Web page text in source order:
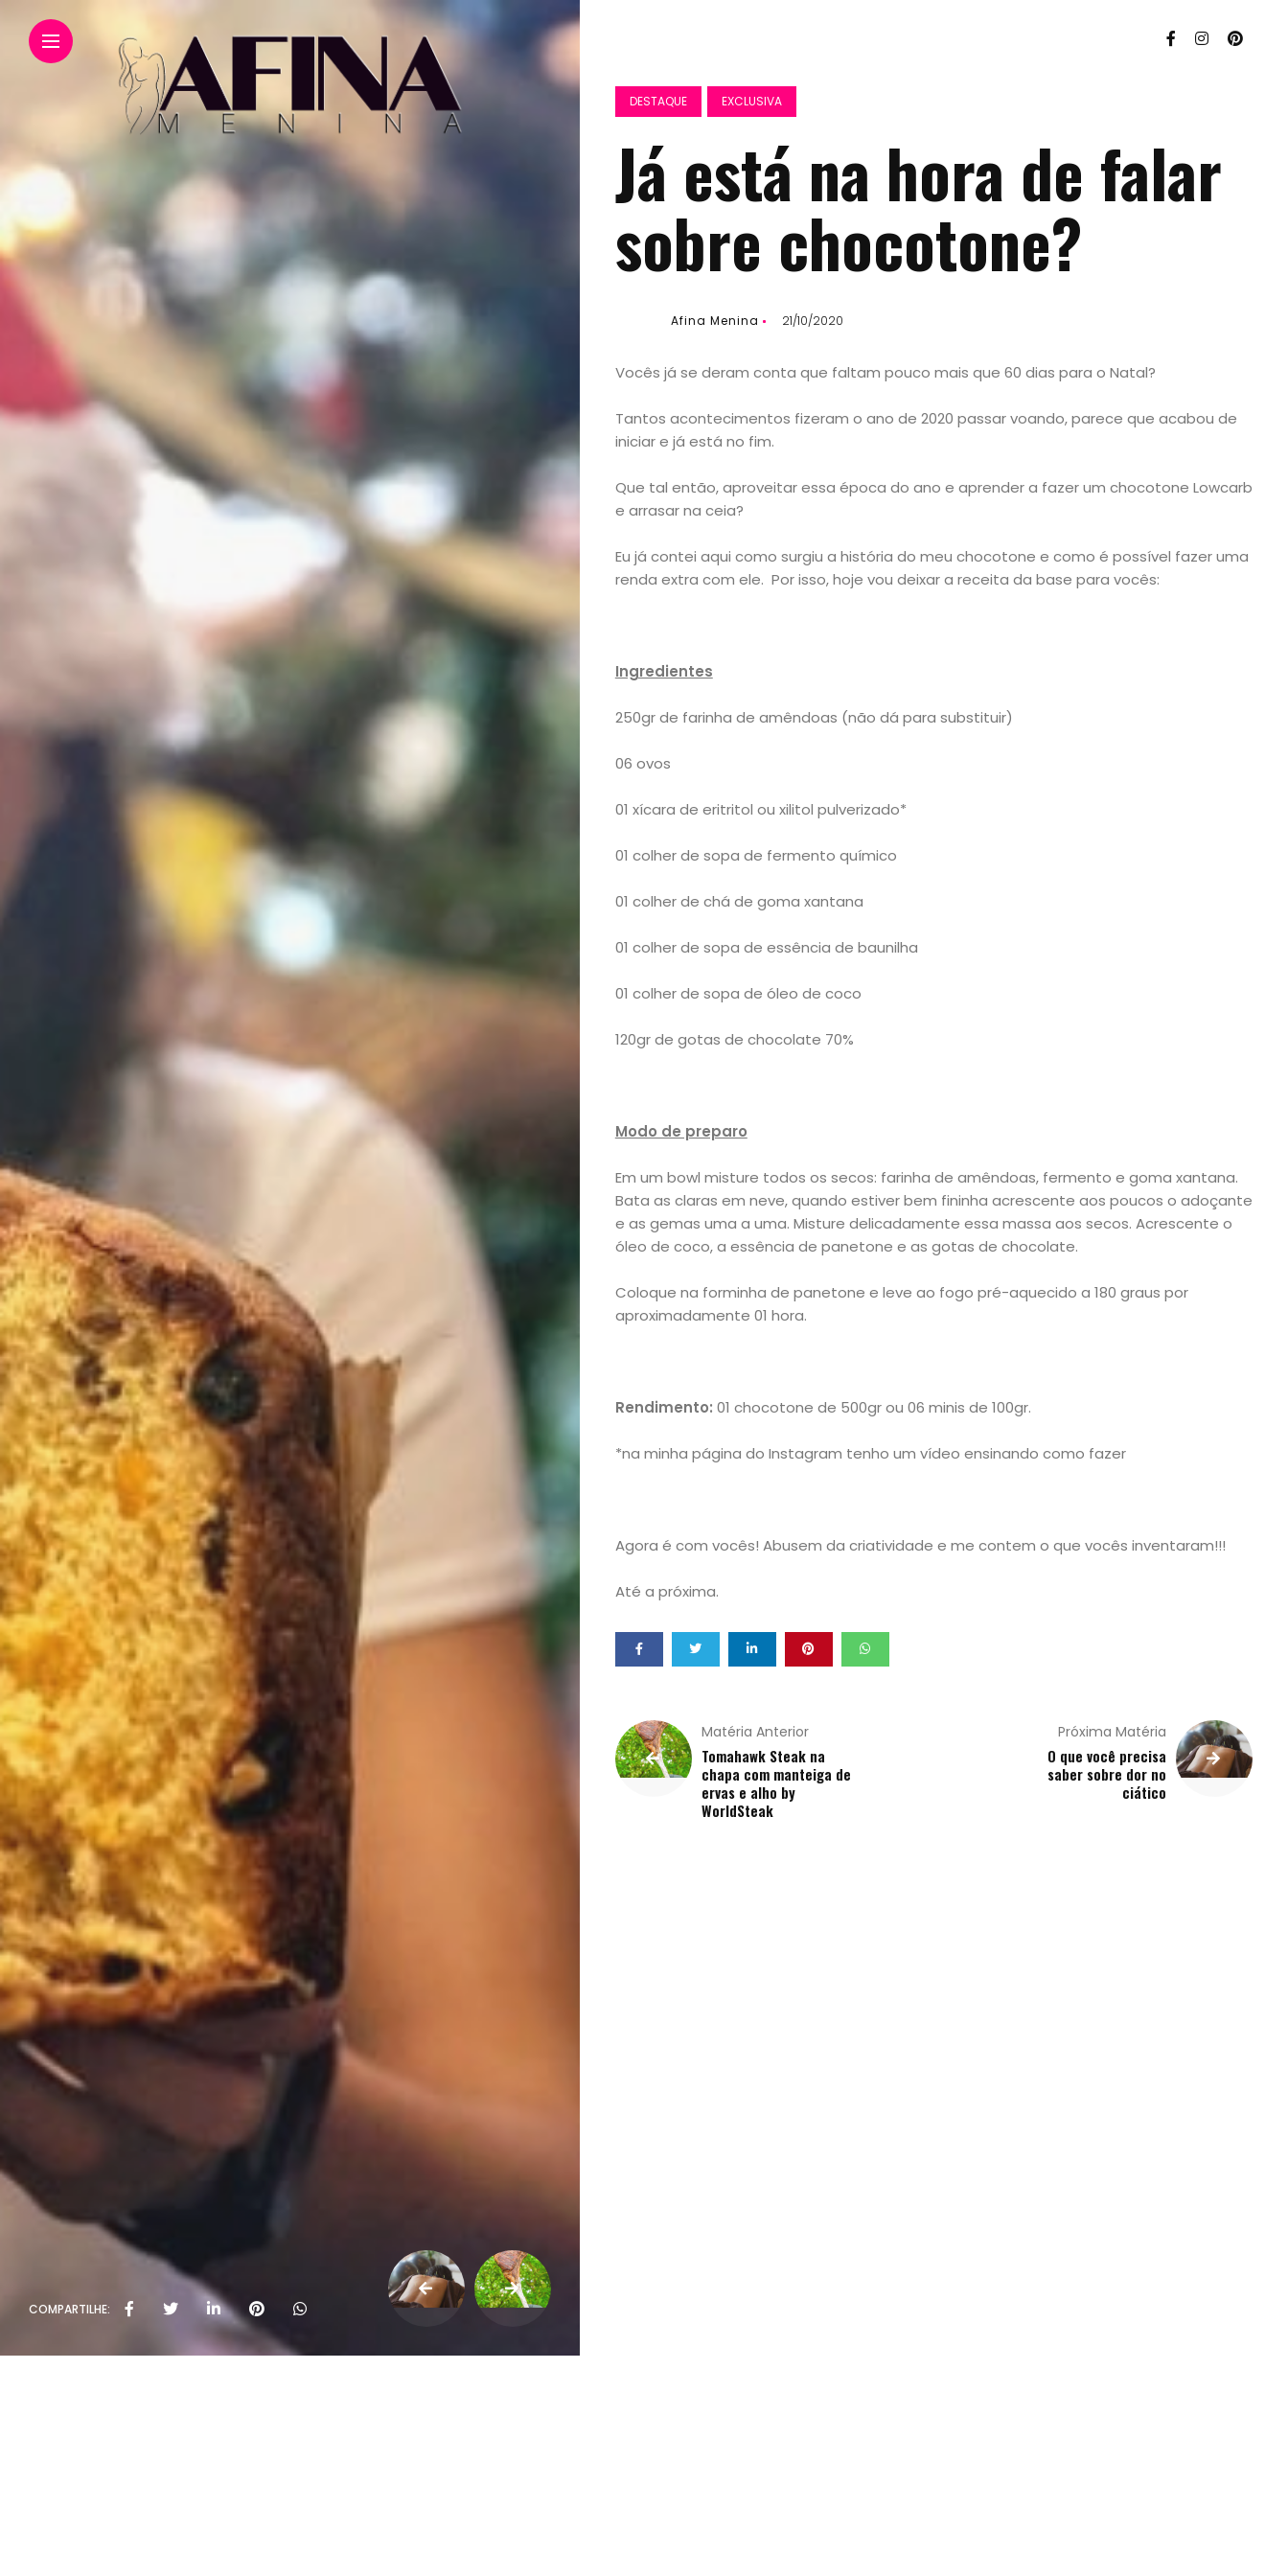
Início
Academia
Beleza
Bora
lá!
Casa
e
Decoração
Exclusiva
Mães
&
Notícias
Opinião
Pets
Receitas
Saúde
COMPARTILHE:
DESTAQUE EXCLUSIVA
Já está na hora de falar
sobre chocotone?
Afina Menina 21/10/2020
Vocês já se deram conta que faltam pouco mais que 60 dias para o Natal?
Tantos acontecimentos fizeram o ano de 2020 passar voando, parece que acabou de
iniciar e já está no fim.
Que tal então, aproveitar essa época do ano e aprender a fazer um chocotone Lowcarb
e arrasar na ceia?
Eu já contei aqui como surgiu a história do meu chocotone e como é possível fazer uma
renda extra com ele. Por isso, hoje vou deixar a receita da base para vocês:
Ingredientes
250gr de farinha de amêndoas (não dá para substituir)
06 ovos
01 xícara de eritritol ou xilitol pulverizado*
01 colher de sopa de fermento químico
01 colher de chá de goma xantana
01 colher de sopa de essência de baunilha
01 colher de sopa de óleo de coco
120gr de gotas de chocolate 70%
Modo de preparo
Em um bowl misture todos os secos: farinha de amêndoas, fermento e goma xantana.
Bata as claras em neve, quando estiver bem fininha acrescente aos poucos o adoçante
e as gemas uma a uma. Misture delicadamente essa massa aos secos. Acrescente o
óleo de coco, a essência de panetone e as gotas de chocolate.
Coloque na forminha de panetone e leve ao fogo pré-aquecido a 180 graus por
aproximadamente 01 hora.
Rendimento: 01 chocotone de 500gr ou 06 minis de 100gr.
*na minha página do Instagram tenho um vídeo ensinando como fazer
Agora é com vocês! Abusem da criatividade e me contem o que vocês inventaram!!!
Até a próxima.
Matéria Anterior
Tomahawk Steak na
chapa com manteiga de
ervas e alho by
WorldSteak
Próxima Matéria
O que você precisa
saber sobre dor no
ciático